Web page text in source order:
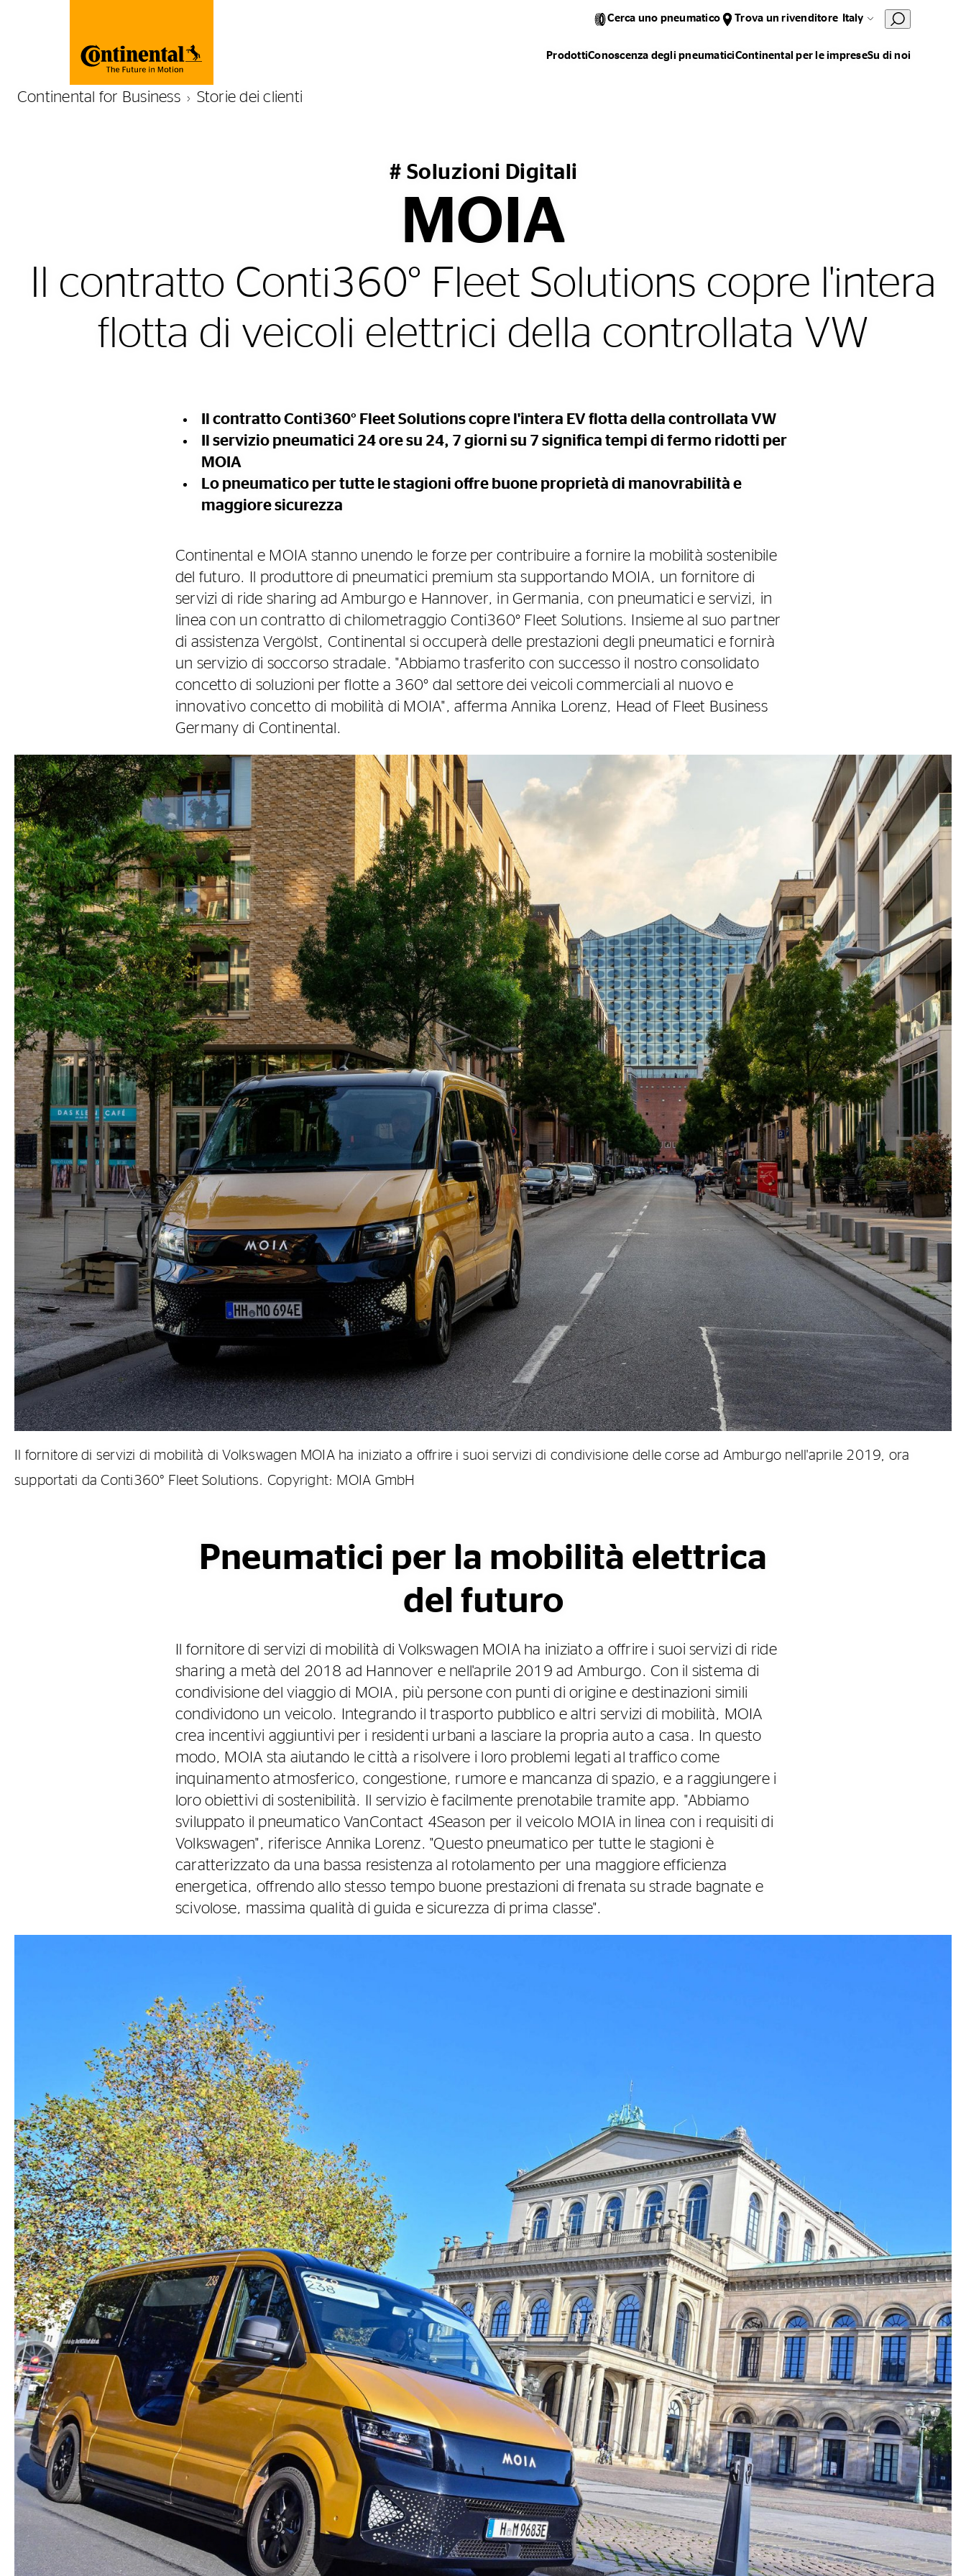
Cerca uno pneumatico Trova un rivenditore Italy
ProdottiConoscenza degli pneumaticiContinental per le impreseSu di noi
Continental for Business Storie dei clienti
# Soluzioni Digitali
MOIA
Il contratto Conti360° Fleet Solutions copre l'intera
flotta di veicoli elettrici della controllata VW
Il contratto Conti360° Fleet Solutions copre l'intera EV flotta della controllata VW
Il servizio pneumatici 24 ore su 24, 7 giorni su 7 significa tempi di fermo ridotti per
MOIA
Lo pneumatico per tutte le stagioni offre buone proprietà di manovrabilità e
maggiore sicurezza
Continental e MOIA stanno unendo le forze per contribuire a fornire la mobilità sostenibile
del futuro. Il produttore di pneumatici premium sta supportando MOIA, un fornitore di
servizi di ride sharing ad Amburgo e Hannover, in Germania, con pneumatici e servizi, in
linea con un contratto di chilometraggio Conti360° Fleet Solutions. Insieme al suo partner
di assistenza Vergölst, Continental si occuperà delle prestazioni degli pneumatici e fornirà
un servizio di soccorso stradale. "Abbiamo trasferito con successo il nostro consolidato
concetto di soluzioni per flotte a 360° dal settore dei veicoli commerciali al nuovo e
innovativo concetto di mobilità di MOIA", afferma Annika Lorenz, Head of Fleet Business
Germany di Continental.
Il fornitore di servizi di mobilità di Volkswagen MOIA ha iniziato a offrire i suoi servizi di condivisione delle corse ad Amburgo nell'aprile 2019, ora
supportati da Conti360° Fleet Solutions. Copyright: MOIA GmbH
Pneumatici per la mobilità elettrica
del futuro
Il fornitore di servizi di mobilità di Volkswagen MOIA ha iniziato a offrire i suoi servizi di ride
sharing a metà del 2018 ad Hannover e nell'aprile 2019 ad Amburgo. Con il sistema di
condivisione del viaggio di MOIA, più persone con punti di origine e destinazioni simili
condividono un veicolo. Integrando il trasporto pubblico e altri servizi di mobilità, MOIA
crea incentivi aggiuntivi per i residenti urbani a lasciare la propria auto a casa. In questo
modo, MOIA sta aiutando le città a risolvere i loro problemi legati al traffico come
inquinamento atmosferico, congestione, rumore e mancanza di spazio, e a raggiungere i
loro obiettivi di sostenibilità. Il servizio è facilmente prenotabile tramite app. "Abbiamo
sviluppato il pneumatico VanContact 4Season per il veicolo MOIA in linea con i requisiti di
Volkswagen", riferisce Annika Lorenz. "Questo pneumatico per tutte le stagioni è
caratterizzato da una bassa resistenza al rotolamento per una maggiore efficienza
energetica, offrendo allo stesso tempo buone prestazioni di frenata su strade bagnate e
scivolose, massima qualità di guida e sicurezza di prima classe".